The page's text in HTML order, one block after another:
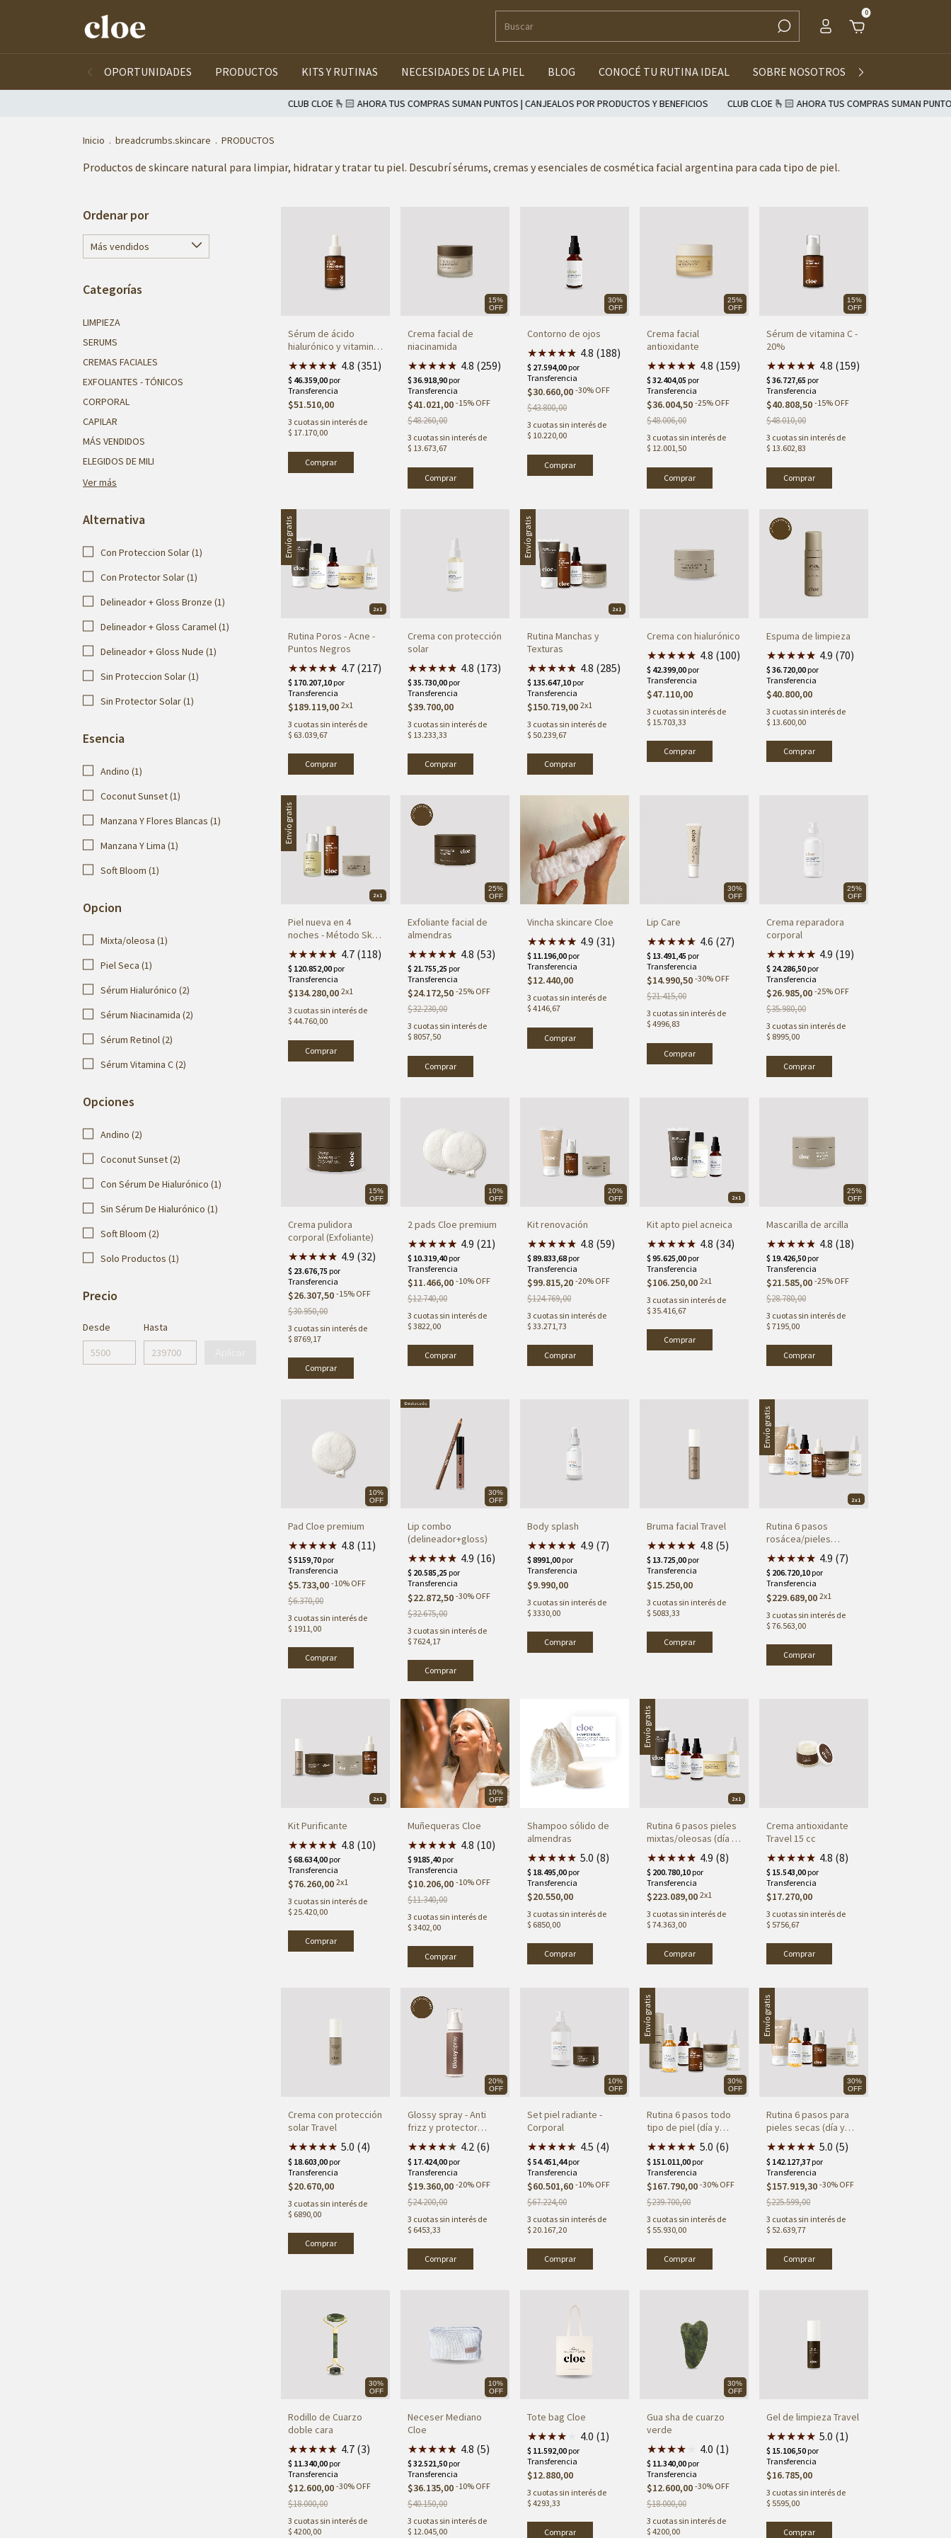
0
OPORTUNIDADES PRODUCTOS KITS Y RUTINAS NECESIDADES DE LA PIEL BLOG CONOCÉ TU RUTINA IDEAL SOBRE NOSOTROS
CLUB CLOE 🫰🏻 AHORA TUS COMPRAS SUMAN PUNTOS | CANJEALOS POR PRODUCTOS Y BENEFICIOS CLUB CLOE 🫰🏻 AHORA TUS COMPRAS SUMAN PUNTOS | CANJEALOS
Inicio . breadcrumbs.skincare . PRODUCTOS
Productos de skincare natural para limpiar, hidratar y tratar tu piel. Descubrí sérums, cremas y esenciales de cosmética facial argentina para cada tipo de piel.
Ordenar por
Categorías
LIMPIEZA
SERUMS
CREMAS FACIALES
EXFOLIANTES - TÓNICOS
CORPORAL
CAPILAR
MÁS VENDIDOS
ELEGIDOS DE MILI
Ver más
Alternativa
Con Proteccion Solar (1)
Con Protector Solar (1)
Delineador + Gloss Bronze (1)
Delineador + Gloss Caramel (1)
Delineador + Gloss Nude (1)
Sin Proteccion Solar (1)
Sin Protector Solar (1)
Esencia
Andino (1)
Coconut Sunset (1)
Manzana Y Flores Blancas (1)
Manzana Y Lima (1)
Soft Bloom (1)
Opcion
Mixta/oleosa (1)
Piel Seca (1)
Sérum Hialurónico (2)
Sérum Niacinamida (2)
Sérum Retinol (2)
Sérum Vitamina C (2)
Opciones
Andino (2)
Coconut Sunset (2)
Con Sérum De Hialurónico (1)
Sin Sérum De Hialurónico (1)
Soft Bloom (2)
Solo Productos (1)
Precio
Desde Hasta
Sérum de ácido
hialurónico y vitamina
C
★★★★★
★ 4.8 (351)
$51.510,00
3 cuotas sin interés de
$ 17.170,00
15%
OFF
Crema facial de
niacinamida
★★★★★
★ 4.8 (259)
$41.021,00 -15% OFF
$48.260,00
3 cuotas sin interés de
$ 13.673,67
30%
OFF
Contorno de ojos
★★★★★
★ 4.8 (188)
$30.660,00 -30% OFF
$43.800,00
3 cuotas sin interés de
$ 10.220,00
25%
OFF
Crema facial
antioxidante
★★★★★
★ 4.8 (159)
$36.004,50 -25% OFF
$48.006,00
3 cuotas sin interés de
$ 12.001,50
15%
OFF
Sérum de vitamina C -
20%
★★★★★
★ 4.8 (159)
$40.808,50 -15% OFF
$48.010,00
3 cuotas sin interés de
$ 13.602,83
Envío gratis
2x1
Rutina Poros - Acne -
Puntos Negros
★★★★★
★ 4.7 (217)
$189.119,00 2x1
3 cuotas sin interés de
$ 63.039,67
Comprar
Crema con protección
solar
★★★★★
★ 4.8 (173)
$39.700,00
3 cuotas sin interés de
$ 13.233,33
Envío gratis
2x1
Rutina Manchas y
Texturas
★★★★★
★ 4.8 (285)
$150.719,00 2x1
3 cuotas sin interés de
$ 50.239,67
Comprar
Crema con hialurónico
★★★★★
★ 4.8 (100)
$47.110,00
3 cuotas sin interés de
$ 15.703,33
Espuma de limpieza
★★★★★
★ 4.9 (70)
$40.800,00
3 cuotas sin interés de
$ 13.600,00
Envío gratis
2x1
Piel nueva en 4
noches - Método Skin
Cycling
★★★★★
★ 4.7 (118)
$134.280,00 2x1
3 cuotas sin interés de
$ 44.760,00
25%
OFF
Exfoliante facial de
almendras
★★★★★
★ 4.8 (53)
$24.172,50 -25% OFF
$32.230,00
3 cuotas sin interés de
$ 8057,50
Vincha skincare Cloe
★★★★★
★ 4.9 (31)
$12.440,00
3 cuotas sin interés de
$ 4146,67
30%
OFF
Lip Care
★★★★★
★ 4.6 (27)
$14.990,50 -30% OFF
$21.415,00
3 cuotas sin interés de
$ 4996,83
25%
OFF
Crema reparadora
corporal
★★★★★
★ 4.9 (19)
$26.985,00 -25% OFF
$35.980,00
3 cuotas sin interés de
$ 8995,00
15%
OFF
Crema pulidora
corporal (Exfoliante)
★★★★★
★ 4.9 (32)
$26.307,50 -15% OFF
$30.950,00
3 cuotas sin interés de
$ 8769,17
10%
OFF
2 pads Cloe premium
★★★★★
★ 4.9 (21)
$11.466,00 -10% OFF
$12.740,00
3 cuotas sin interés de
$ 3822,00
20%
OFF
Kit renovación
★★★★★
★ 4.8 (59)
$99.815,20 -20% OFF
$124.769,00
3 cuotas sin interés de
$ 33.271,73
Comprar
2x1
Kit apto piel acneica
★★★★★
★ 4.8 (34)
$106.250,00 2x1
3 cuotas sin interés de
$ 35.416,67
Comprar
25%
OFF
Mascarilla de arcilla
★★★★★
★ 4.8 (18)
$21.585,00 -25% OFF
$28.780,00
3 cuotas sin interés de
$ 7195,00
10%
OFF
Pad Cloe premium
★★★★★
★ 4.8 (11)
$5.733,00 -10% OFF
$6.370,00
3 cuotas sin interés de
$ 1911,00
30%
OFF
Lip combo
(delineador+gloss)
★★★★★
★ 4.9 (16)
$22.872,50 -30% OFF
$32.675,00
3 cuotas sin interés de
$ 7624,17
Comprar
Body splash
★★★★★
★ 4.9 (7)
$9.990,00
3 cuotas sin interés de
$ 3330,00
Comprar
Bruma facial Travel
★★★★★
★ 4.8 (5)
$15.250,00
3 cuotas sin interés de
$ 5083,33
Envío gratis
2x1
Rutina 6 pasos
rosácea/pieles
sensibles (día y
noche)
★★★★★
★ 4.9 (7)
$229.689,00 2x1
3 cuotas sin interés de
$ 76.563,00
2x1
Kit Purificante
★★★★★
★ 4.8 (10)
$76.260,00 2x1
3 cuotas sin interés de
$ 25.420,00
Comprar
10%
OFF
Muñequeras Cloe
★★★★★
★ 4.8 (10)
$10.206,00 -10% OFF
$11.340,00
3 cuotas sin interés de
$ 3402,00
Shampoo sólido de
almendras
★★★★★ 5.0 (8)
$20.550,00
3 cuotas sin interés de
$ 6850,00
Envío gratis
2x1
Rutina 6 pasos pieles
mixtas/oleosas (día y
noche)
★★★★★
★ 4.9 (8)
$223.089,00 2x1
3 cuotas sin interés de
$ 74.363,00
Crema antioxidante
Travel 15 cc
★★★★★
★ 4.8 (8)
$17.270,00
3 cuotas sin interés de
$ 5756,67
Crema con protección
solar Travel
★★★★★ 5.0 (4)
$20.670,00
3 cuotas sin interés de
$ 6890,00
20%
OFF
Glossy spray - Anti
frizz y protector
térmico
★★★★★
★ 4.2 (6)
$19.360,00 -20% OFF
$24.200,00
3 cuotas sin interés de
$ 6453,33
10%
OFF
Set piel radiante -
Corporal
★★★★★
★ 4.5 (4)
$60.501,60 -10% OFF
$67.224,00
3 cuotas sin interés de
$ 20.167,20
Envío gratis
30%
OFF
Rutina 6 pasos todo
tipo de piel (día y
noche)
★★★★★ 5.0 (6)
$167.790,00 -30% OFF
$239.700,00
3 cuotas sin interés de
$ 55.930,00
Envío gratis
30%
OFF
Rutina 6 pasos para
pieles secas (día y
noche)
★★★★★ 5.0 (5)
$157.919,30 -30% OFF
$225.599,00
3 cuotas sin interés de
$ 52.639,77
30%
OFF
Rodillo de Cuarzo
doble cara
★★★★★
★ 4.7 (3)
$12.600,00 -30% OFF
$18.000,00
3 cuotas sin interés de
$ 4200,00
10%
OFF
Neceser Mediano
Cloe
★★★★★
★ 4.8 (5)
$36.135,00 -10% OFF
$40.150,00
3 cuotas sin interés de
$ 12.045,00
Tote bag Cloe
★★★★ 4.0 (1)
$12.880,00
3 cuotas sin interés de
$ 4293,33
30%
OFF
Gua sha de cuarzo
verde
★★★★ 4.0 (1)
$12.600,00 -30% OFF
$18.000,00
3 cuotas sin interés de
$ 4200,00
Gel de limpieza Travel
★★★★★ 5.0 (1)
$16.785,00
3 cuotas sin interés de
$ 5595,00